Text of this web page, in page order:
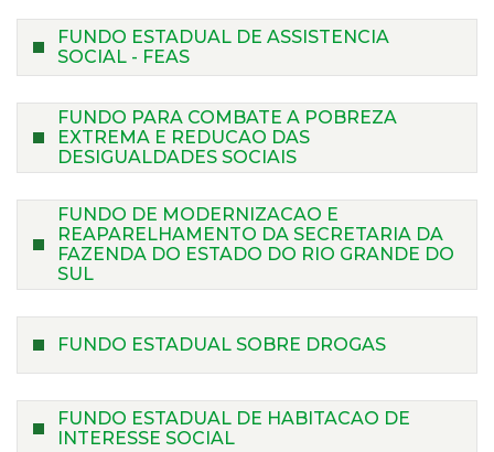
FUNDO ESTADUAL DE ASSISTENCIA
SOCIAL - FEAS
FUNDO PARA COMBATE A POBREZA
EXTREMA E REDUCAO DAS
DESIGUALDADES SOCIAIS
FUNDO DE MODERNIZACAO E
REAPARELHAMENTO DA SECRETARIA DA
FAZENDA DO ESTADO DO RIO GRANDE DO
SUL
FUNDO ESTADUAL SOBRE DROGAS
FUNDO ESTADUAL DE HABITACAO DE
INTERESSE SOCIAL